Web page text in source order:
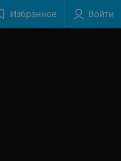
Избранное Войти